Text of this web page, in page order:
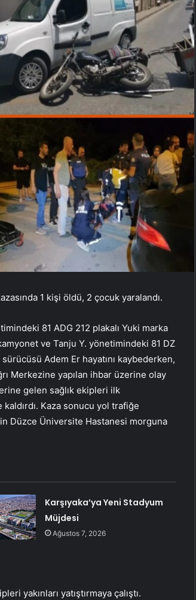
1 kişi öldü, 2 çocuk yaralandı.
81 ADG 212 plakalı Yuki marka
ve Tanju Y. yönetimindeki 81 DZ
Adem Er hayatını kaybederken,
Merkezine yapılan ihbar üzerine olay
gelen sağlık ekipleri ilk
Kaza sonucu yol trafiğe
Düzce Üniversite Hastanesi morguna
Karşıyaka’ya Yeni Stadyum
Müjdesi
Ağustos 7, 2026
yakınları yatıştırmaya çalıştı.